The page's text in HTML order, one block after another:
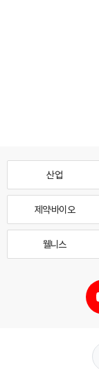
산업
제약·바이오
웰니스